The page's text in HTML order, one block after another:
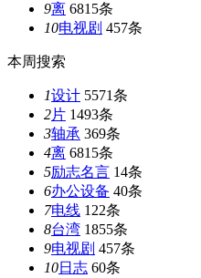
9离 6815条
10电视剧 457条
本周搜索
1设计 5571条
2片 1493条
3轴承 369条
4离 6815条
5励志名言 14条
6办公设备 40条
7电线 122条
8台湾 1855条
9电视剧 457条
10日志 60条